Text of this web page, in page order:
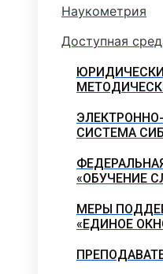
Наукометрия
Доступная
СИСТЕМА
«ОБУЧЕНИЕ
МЕРЫ
«ЕДИНОЕ